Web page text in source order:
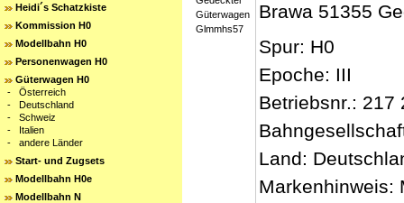
Heidi´s Schatzkiste
Kommission H0
Modellbahn H0
Personenwagen H0
Güterwagen H0
- Österreich
- Deutschland
- Schweiz
- Italien
- andere Länder
Start- und Zugsets
Modellbahn H0e
Modellbahn N
Brawa 51355
Spur: H0
Epoche: III
Betriebsnr.: 217
Land:
Markenhinweis: